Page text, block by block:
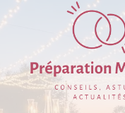
Skip